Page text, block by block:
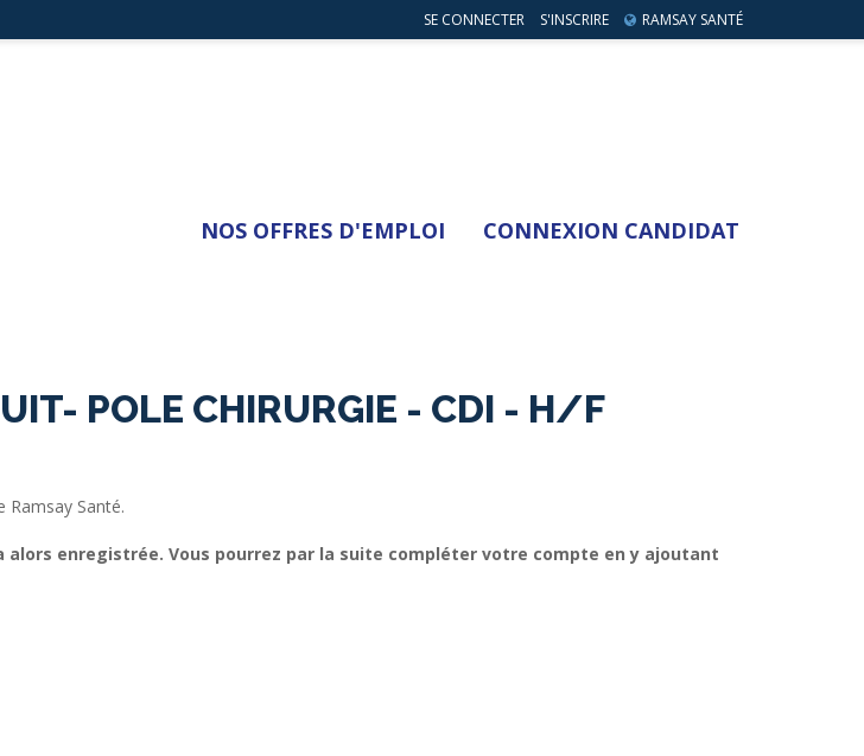
SE CONNECTER S'INSCRIRE RAMSAY SANTÉ
NOS OFFRES D'EMPLOI CONNEXION CANDIDAT
POLE CHIRURGIE - CDI - H/F
Santé.
enregistrée. Vous pourrez par la suite compléter votre compte en y ajoutant